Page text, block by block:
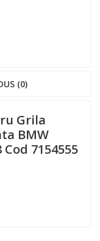
(0)
Grila
BMW
Cod 7154555